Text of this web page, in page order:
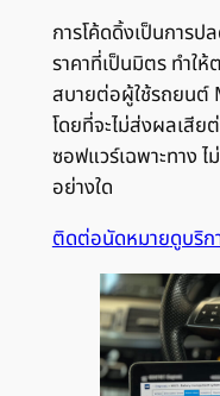
การโค้ดดิ้งเป็นการป
ราคาที่เป็นมิตร ทำให้
สบายต่อผู้ใช้รถยนต์
โดยที่จะไม่ส่งผลเสีย
ซอฟแวร์เฉพาะทาง
อย่างใด
ติดต่อนัดหมายดูบริก